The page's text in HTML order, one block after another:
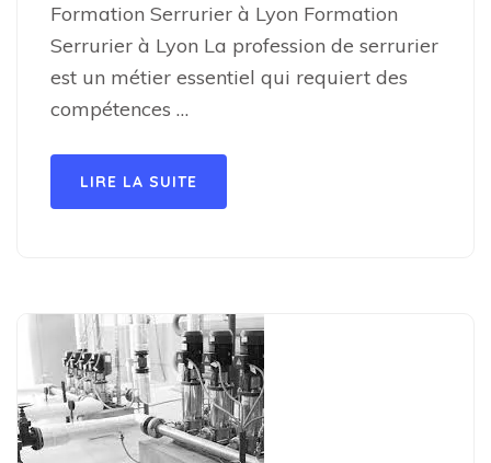
Formation Serrurier à Lyon Formation
Serrurier à Lyon La profession de serrurier
est un métier essentiel qui requiert des
compétences …
LIRE LA SUITE